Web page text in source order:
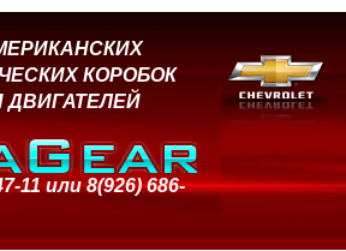
КОРОБОК
ДВИГАТЕЛЕЙ
11 или 8(926) 686-